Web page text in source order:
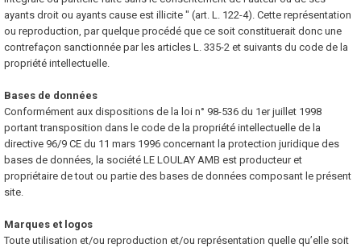
ayants droit ou ayants cause est illicite " (art. L. 122-4). Cette représentation
ou reproduction, par quelque procédé que ce soit constituerait donc une
contrefaçon sanctionnée par les articles L. 335-2 et suivants du code de la
propriété intellectuelle.
Bases de données
Conformément aux dispositions de la loi n° 98-536 du 1er juillet 1998
portant transposition dans le code de la propriété intellectuelle de la
directive 96/9 CE du 11 mars 1996 concernant la protection juridique des
bases de données, la société LE LOULAY AMB est producteur et
propriétaire de tout ou partie des bases de données composant le présent
site.
Marques et logos
Toute utilisation et/ou reproduction et/ou représentation quelle qu’elle soit